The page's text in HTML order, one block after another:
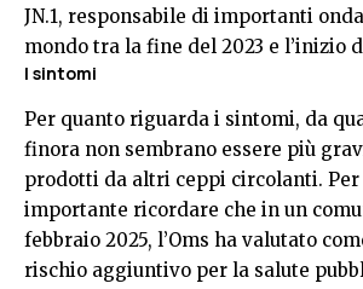
JN.1, responsabile di importanti
mondo tra la fine del 2023 e l’inizio
I sintomi
Per quanto riguarda i sintomi, da
finora non sembrano essere più
prodotti da altri ceppi circolanti. Per
importante ricordare che in un
febbraio 2025, l’Oms ha valutato
rischio aggiuntivo per la salute